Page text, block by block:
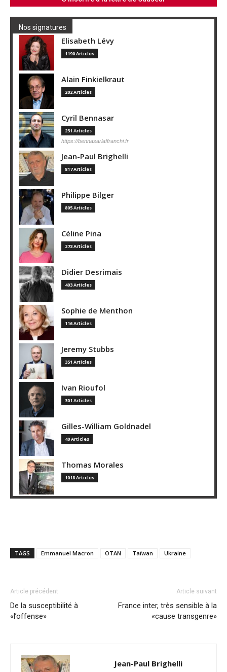
Nos signatures
Elisabeth Lévy
1190 Articles
Alain Finkielkraut
202 Articles
Cyril Bennasar
231 Articles
https://bennasarlaffranchi.fr
Jean-Paul Brighelli
817 Articles
Philippe Bilger
805 Articles
Céline Pina
273 Articles
Didier Desrimais
403 Articles
Sophie de Menthon
116 Articles
Jeremy Stubbs
351 Articles
Ivan Rioufol
301 Articles
Gilles-William Goldnadel
40 Articles
Thomas Morales
1018 Articles
TAGS Emmanuel Macron OTAN Taïwan Ukraine
Article précédent
De la susceptibilité à
«l’offense»
Article suivant
France inter, très sensible à la
«cause transgenre»
Jean-Paul Brighelli